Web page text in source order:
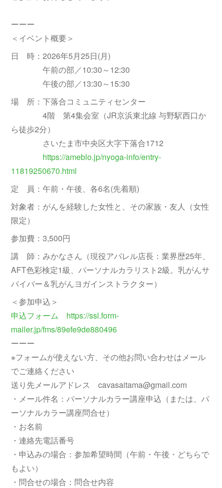
ーーー
＜イベント概要＞
日 時：2026年5月25日(月)
午前の部／10:30～12:30
午後の部／13:30～15:30
場 所：下落合コミュニティセンター
4階 第4集会室（JR京浜東北線 与野駅西口か
ら徒歩2分）
さいたま市中央区大字下落合1712
https://ameblo.jp/nyoga-info/entry-
11819250670.html
定 員：午前・午後、各6名(先着順)
対象者：がんを経験した女性と、その家族・友人（女性
限定）
参加費：3,500円
講 師：みかなさん（現役アパレル店長：業界歴25年、
AFT色彩検定1級、パーソナルカラリスト2級。乳がんサ
バイバー＆乳がんヨガインストラクター）
＜参加申込＞
申込フォーム https://ssl.form-
mailer.jp/fms/89efe9de880496
ーーー
※フォームが使えない方、その他お問い合わせはメール
でご連絡ください
送り先メールアドレス cavasaitama@gmail.com
・メール件名：パーソナルカラー講座申込（または、パ
ーソナルカラー講座問合せ）
・お名前
・連絡先電話番号
・申込みの場合：参加希望時間（午前・午後・どちらで
もよい）
・問合せの場合：問合せ内容